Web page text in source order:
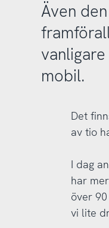
Även
mobil.
Det
av tio
I dag
har
över
vi lite